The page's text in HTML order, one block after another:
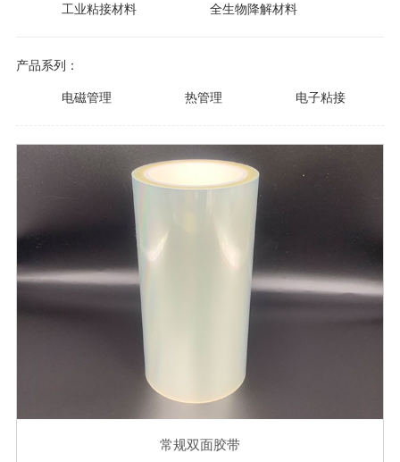
工业粘接材料
全生物降解材料
产品系列：
电磁管理 热管理 电子粘接
常规双面胶带